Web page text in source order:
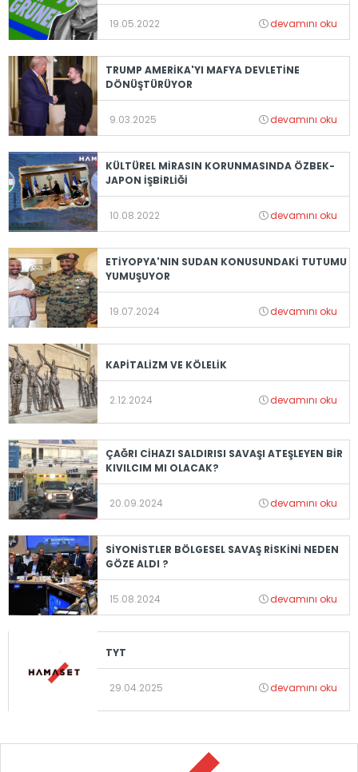
19.05.2022 devamını oku
TRUMP AMERİKA'YI MAFYA DEVLETİNE
DÖNÜŞTÜRÜYOR
9.03.2025 devamını oku
KÜLTÜREL MİRASIN KORUNMASINDA ÖZBEK-
JAPON İŞBİRLİĞİ
10.08.2022 devamını oku
ETİYOPYA'NIN SUDAN KONUSUNDAKİ TUTUMU
YUMUŞUYOR
19.07.2024 devamını oku
KAPİTALİZM VE KÖLELİK
2.12.2024 devamını oku
ÇAĞRI CİHAZI SALDIRISI SAVAŞI ATEŞLEYEN BİR
KIVILCIM MI OLACAK?
20.09.2024 devamını oku
SİYONİSTLER BÖLGESEL SAVAŞ RİSKİNİ NEDEN
GÖZE ALDI ?
15.08.2024 devamını oku
TYT
29.04.2025 devamını oku